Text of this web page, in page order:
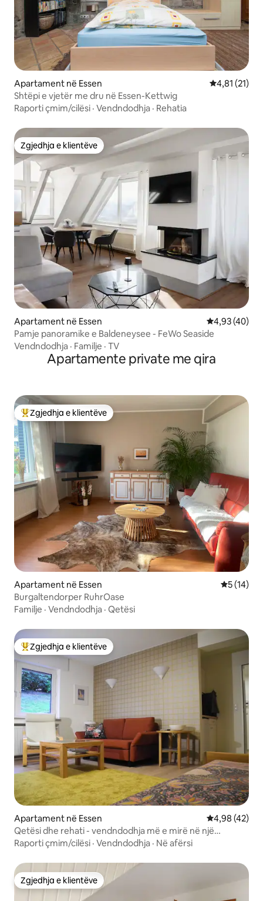
Apartament në Essen Vlerësimi
4,81 (21)
Shtëpi e vjetër me dru në Essen-Kettwig
Raporti çmim/cilësi · Vendndodhja · Rehatia
Zgjedhja e klientëve
Zgjedhja e klientëve
Apartament në Essen Vlerësimi
4,93 (40)
Pamje panoramike e Baldeneysee - FeWo Seaside
Vendndodhja · Familje · TV
Apartamente private me qira
Më të mirat e zgjedhjeve të klientëve
Zgjedhja e klientëve
Apartament në Essen Vlerësimi
5 (14)
Burgaltendorper RuhrOase
Familje · Vendndodhja · Qetësi
Më të mirat e zgjedhjeve të klientëve
Zgjedhja e klientëve
Apartament në Essen Vlerësimi
4,98 (42)
Qetësi dhe rehati - vendndodhja më e mirë në një
apartament me një dhomë
Raporti çmim/cilësi · Vendndodhja · Në afërsi
Zgjedhja e klientëve
Zgjedhja e klientëve